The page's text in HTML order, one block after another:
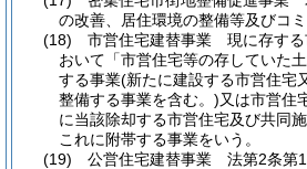
の改善、居住環境の整備等及びコ
(18)
市営住宅建替事業 現に存する
おいて「市営住宅等の存していた
する事業(新たに建設する市営住宅
整備する事業を含む。)又は市営住
に当該除却する市営住宅及び共同
これに附帯する事業をいう。
(19)
公営住宅建替事業 法第2条第